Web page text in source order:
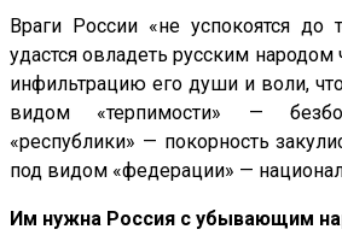
Враги России «не успокоятся
удастся овладеть русским
инфильтрацию его души и воли,
видом «терпимости» —
«республики» — покорность
под видом «федерации» —
Им нужна Россия с убывающим